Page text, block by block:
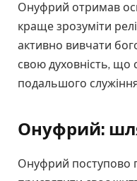
Онуфрий отримав
краще зрозуміти
активно вивчати
свою духовність, що
подальшого
Онуфрий:
Онуфрий поступово